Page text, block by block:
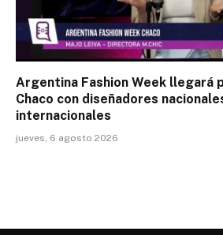
Argentina Fashion Week llegará
Chaco con diseñadores
internacionales
jueves, 6 agosto 2026